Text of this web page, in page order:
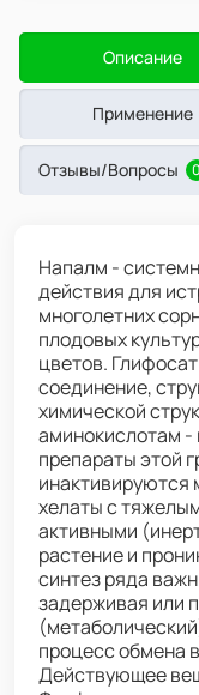
Описание
Применение
Отзывы/Вопросы 0
Напалм -
действия для
многолетних
плодовых
цветов.
соединение,
химической
аминокислотам -
препараты этой
инактивируются
хелаты с
активными
растение и
синтез ряда
задерживая или
процесс обмена
Действующее